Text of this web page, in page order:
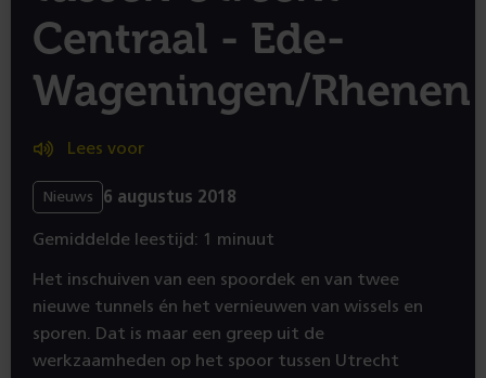
Centraal - Ede-
Wageningen/Rhenen
Lees voor
Nieuws 6 augustus 2018
Gemiddelde leestijd: 1 minuut
Het inschuiven van een spoordek en van twee
nieuwe tunnels én het vernieuwen van wissels en
sporen. Dat is maar een greep uit de
werkzaamheden op het spoor tussen Utrecht